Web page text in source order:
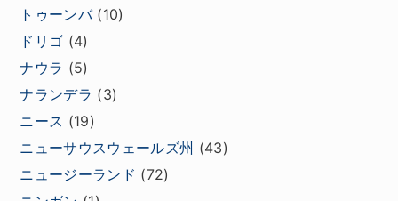
トゥーンバ(10)
ドリゴ (4)
ナウラ (5)
ナランデラ (3)
ニース (19)
ニューサウスウェールズ州 (43)
ニュージーランド (72)